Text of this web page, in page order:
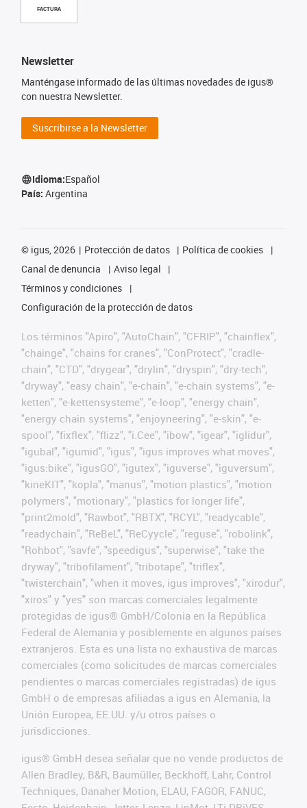
FACTURA
Newsletter
Manténgase informado de las últimas novedades de igus®
con nuestra Newsletter.
Suscribirse a la Newsletter
Idioma:Español
País: Argentina
© igus, 2026 Protección de datos
Política de cookies
Canal de denuncia
Aviso legal
Términos y condiciones
Configuración de la protección de datos
Los términos "Apiro", "AutoChain", "CFRIP", "chainflex",
"chainge", "chains for cranes", "ConProtect", "cradle-
chain", "CTD", "drygear", "drylin", "dryspin", "dry-tech",
"dryway", "easy chain", "e-chain", "e-chain systems", "e-
ketten", "e-kettensysteme", "e-loop", "energy chain",
"energy chain systems", "enjoyneering", "e-skin", "e-
spool", "fixflex", "flizz", "i.Cee", "ibow", "igear", "iglidur",
"igubal", "igumid", "igus", "igus improves what moves",
"igus:bike", "igusGO", "igutex", "iguverse", "iguversum",
"kineKIT", "kopla", "manus", "motion plastics", "motion
polymers", "motionary", "plastics for longer life",
"print2mold", "Rawbot", "RBTX", "RCYL", "readycable",
"readychain", "ReBeL", "ReCyycle", "reguse", "robolink",
"Rohbot", "savfe", "speedigus", "superwise", "take the
dryway", "tribofilament", "tribotape", "triflex",
"twisterchain", "when it moves, igus improves", "xirodur",
"xiros" y "yes" son marcas comerciales legalmente
protegidas de igus® GmbH/Colonia en la República
Federal de Alemania y posiblemente en algunos países
extranjeros. Esta es una lista no exhaustiva de marcas
comerciales (como solicitudes de marcas comerciales
pendientes o marcas comerciales registradas) de igus
GmbH o de empresas afiliadas a igus en Alemania, la
Unión Europea, EE.UU. y/u otros países o
jurisdicciones.
igus® GmbH desea señalar que no vende productos de
Allen Bradley, B&R, Baumüller, Beckhoff, Lahr, Control
Techniques, Danaher Motion, ELAU, FAGOR, FANUC,